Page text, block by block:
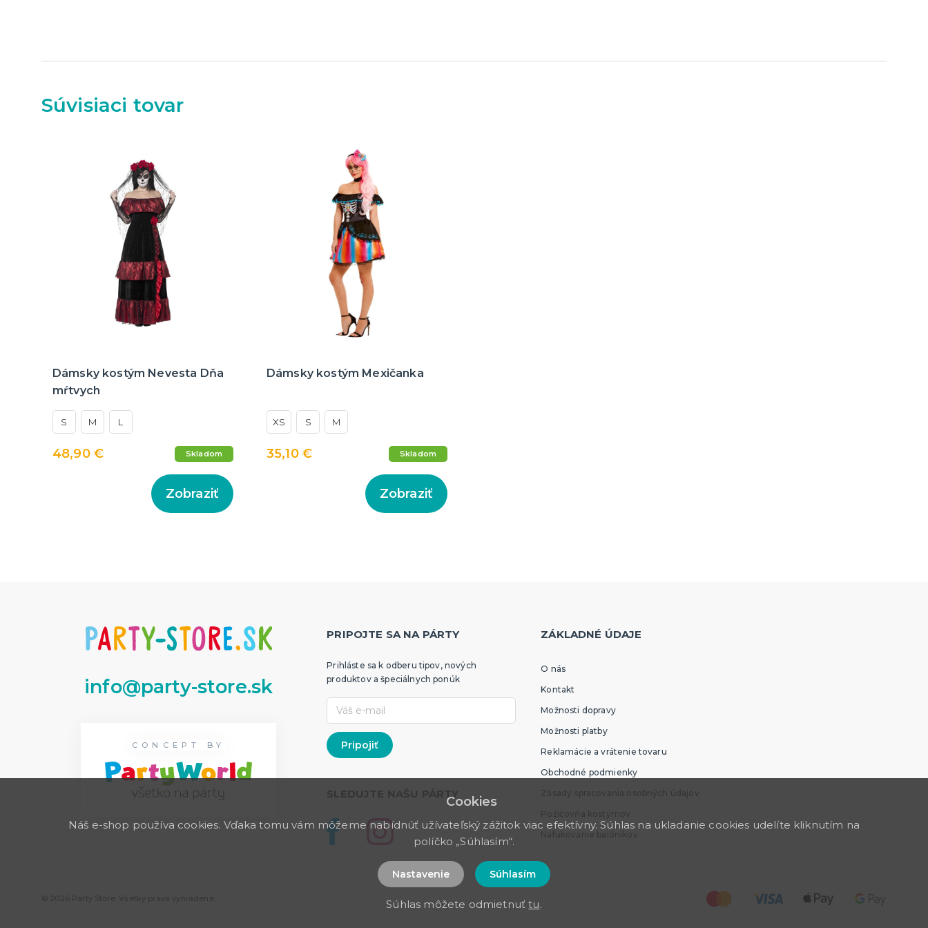
Súvisiaci tovar
Dámsky kostým Nevesta Dňa
mŕtvych
S M L
48,90 € Skladom
Zobraziť
Dámsky kostým Mexičanka
XS S M
35,10 € Skladom
Zobraziť
info@party-store.sk
CONCEPT BY
PRIPOJTE SA NA PÁRTY
Prihláste sa k odberu tipov, nových
produktov a špeciálnych ponúk
SLEDUJTE NAŠU PÁRTY
ZÁKLADNÉ ÚDAJE
O nás
Kontakt
Možnosti dopravy
Možnosti platby
Reklamácie a vrátenie tovaru
Obchodné podmienky
Zásady spracovania osobných údajov
Požičovňa kostýmov
Nafukovanie balónikov
© 2026 Party Store. Všetky práva vyhradené
Cookies
Náš e-shop používa cookies. Vďaka tomu vám môžeme nabídnúť užívateľský zážitok viac efektívny. Súhlas na ukladanie cookies udelíte kliknutím na
políčko „Súhlasím“.
Nastavenie Súhlasím
Súhlas môžete odmietnuťtu.